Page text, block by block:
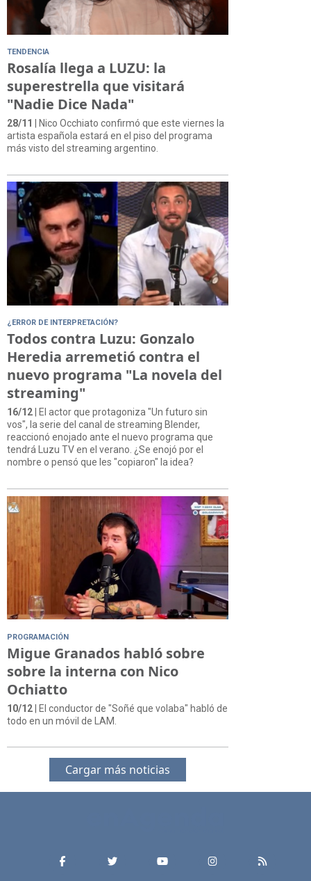
TENDENCIA
Rosalía llega a LUZU: la
superestrella que visitará
"Nadie Dice Nada"
28/11
| Nico Occhiato confirmó que este viernes la
artista española estará en el piso del programa
más visto del streaming argentino.
¿ERROR DE INTERPRETACIÓN?
Todos contra Luzu: Gonzalo
Heredia arremetió contra el
nuevo programa "La novela del
streaming"
16/12 | El actor que protagoniza "Un futuro sin
vos", la serie del canal de streaming Blender,
reaccionó enojado ante el nuevo programa que
tendrá Luzu TV en el verano. ¿Se enojó por el
nombre o pensó que les "copiaron" la idea?
PROGRAMACIÓN
Migue Granados habló sobre
sobre la interna con Nico
Ochiatto
10/12 | El conductor de "Soñé que volaba" habló de
todo en un móvil de LAM.
Cargar más noticias